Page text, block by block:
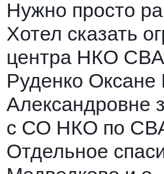
Нужно просто
Хотел сказать
центра НКО
Руденко
Александровне
с СО НКО по
Отдельное